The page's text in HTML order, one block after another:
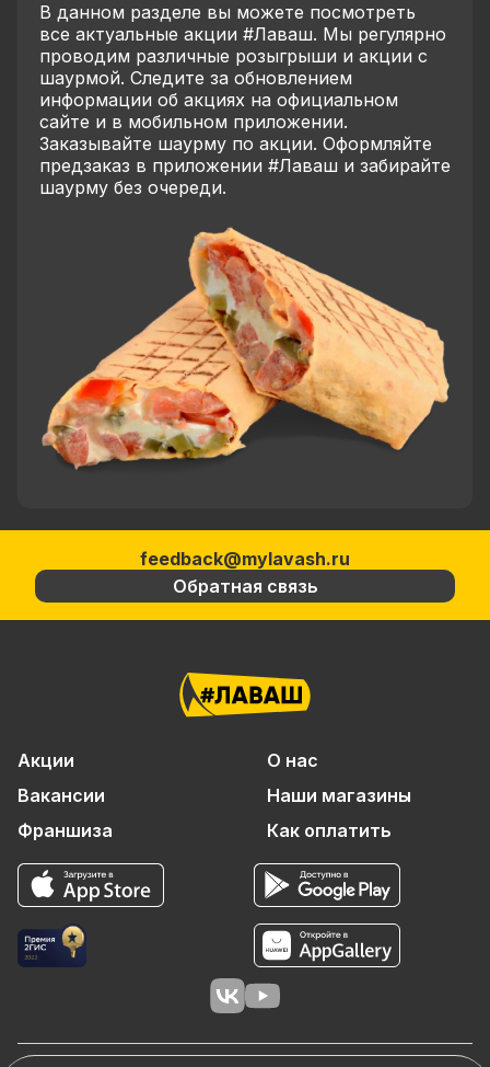
В данном разделе вы можете посмотреть
все актуальные акции #Лаваш. Мы регулярно
проводим различные розыгрыши и акции с
шаурмой. Следите за обновлением
информации об акциях на официальном
сайте и в мобильном приложении.
Заказывайте шаурму по акции. Оформляйте
предзаказ в приложении #Лаваш и забирайте
шаурму без очереди.
feedback@mylavash.ru
Обратная связь
Акции
О нас
Вакансии
Наши магазины
Франшиза
Как оплатить